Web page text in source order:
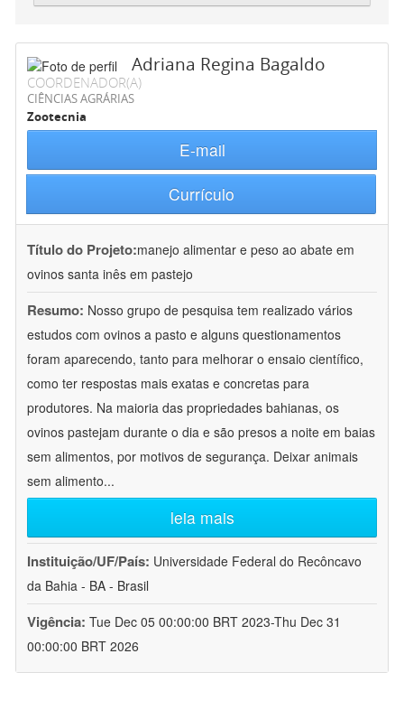
Adriana Regina Bagaldo
COORDENADOR(A)
CIÊNCIAS AGRÁRIAS
Zootecnia
E-mail
Currículo
Título do Projeto:manejo alimentar e peso ao abate em
ovinos santa inês em pastejo
Resumo: Nosso grupo de pesquisa tem realizado vários
estudos com ovinos a pasto e alguns questionamentos
foram aparecendo, tanto para melhorar o ensaio científico,
como ter respostas mais exatas e concretas para
produtores. Na maioria das propriedades bahianas, os
ovinos pastejam durante o dia e são presos a noite em baias
sem alimentos, por motivos de segurança. Deixar animais
sem alimento...
leia mais
Instituição/UF/País: Universidade Federal do Recôncavo
da Bahia - BA - Brasil
Vigência: Tue Dec 05 00:00:00 BRT 2023-Thu Dec 31
00:00:00 BRT 2026